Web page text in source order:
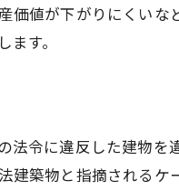
値が下がりにくい
す。
令に違反した建物
築物と指摘される